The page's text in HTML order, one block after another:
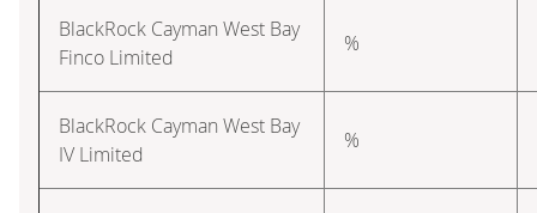
BlackRock Cayman West Bay
Finco Limited
%
BlackRock Cayman West Bay
IV Limited
%